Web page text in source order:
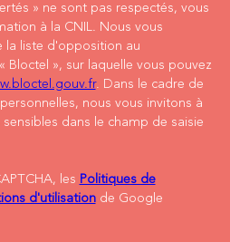
» ne sont pas respectés, vous
à la CNIL. Nous vous
la liste d'opposition au
Bloctel », sur laquelle vous pouvez
. Dans le cadre de
nous vous invitons à
dans le champ de saisie
les Politiques de
d'utilisationde Google